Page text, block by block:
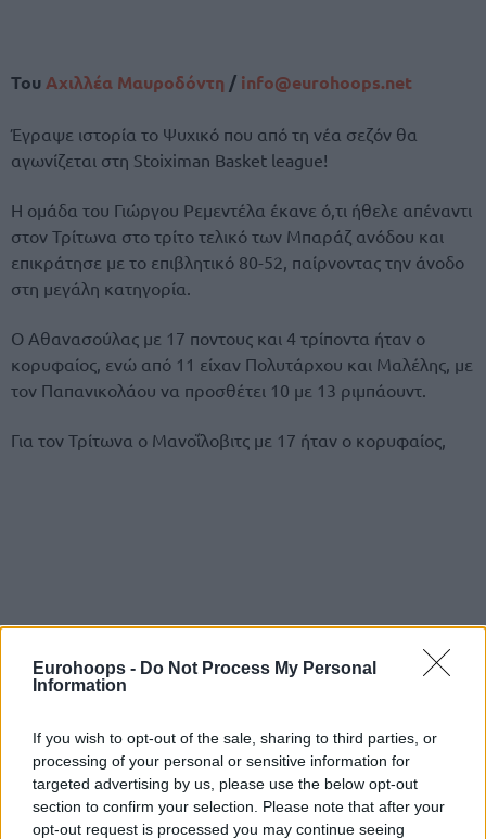
Eurohoops - Do Not Process My Personal
Information
If you wish to opt-out of the sale, sharing to third parties, or
processing of your personal or sensitive information for
targeted advertising by us, please use the below opt-out
section to confirm your selection. Please note that after your
opt-out request is processed you may continue seeing
ΤουΑχιλλέα Μαυροδόντη / info@eurohoops.net
Έγραψε ιστορία το Ψυχικό που από τη νέα σεζόν θα
αγωνίζεται στη Stoiximan Basket league!
Η ομάδα του Γιώργου Ρεμεντέλα έκανε ό,τι ήθελε απέναντι
στον Τρίτωνα στο τρίτο τελικό των Μπαράζ ανόδου και
επικράτησε με το επιβλητικό 80-52, παίρνοντας την άνοδο
στη μεγάλη κατηγορία.
Ο Αθανασούλας με 17 ποντους και 4 τρίποντα ήταν ο
κορυφαίος, ενώ από 11 είχαν Πολυτάρχου και Μαλέλης, με
τον Παπανικολάου να προσθέτει 10 με 13 ριμπάουντ.
Για τον Τρίτωνα ο Μανοΐλοβιτς με 17 ήταν ο κορυφαίος,
Το Ψυχικό μπήκε δυνατά και στο ημίχρονο ήταν μπροστά
με +14 (40-26). Ο Τρίτωνας με όπλο το τρίποντο επέστρεψε
και μείωσε σε 42-32 (23’), όμως η συνέχεια ανήκε
ολοκληρωτικά στους γηπεδούχους.